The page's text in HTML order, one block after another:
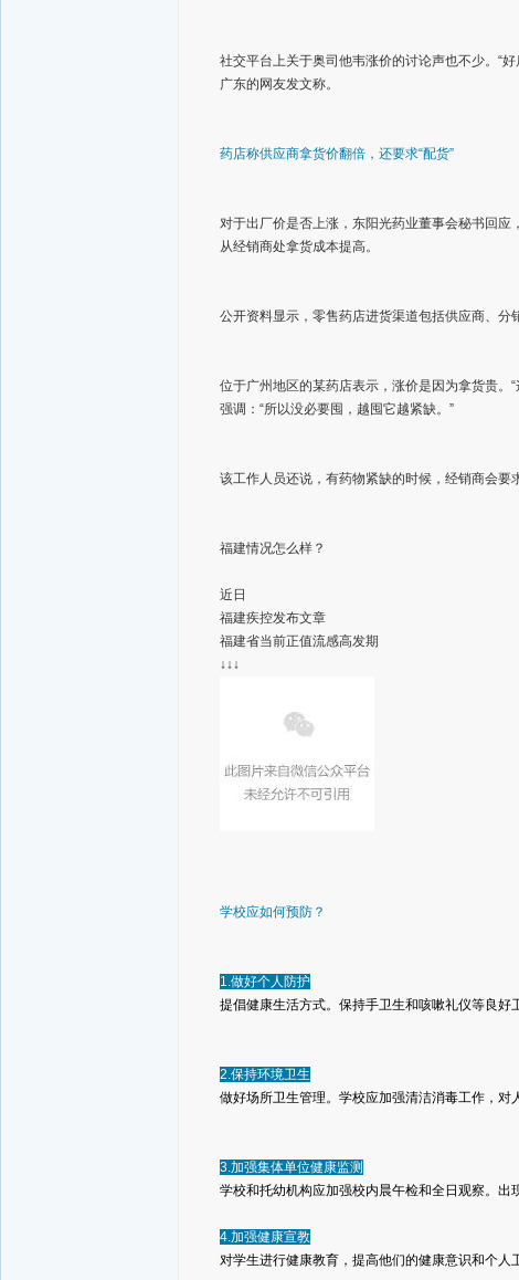
社交平台上关于奥司他韦涨价的讨论声也不少。“
广东的网友发文称。
药店称供应商拿货价翻倍，还要求“配货”
对于出厂价是否上涨，东阳光药业董事会秘书回
从经销商处拿货成本提高。
公开资料显示，零售药店进货渠道包括供应商、分
位于广州地区的某药店表示，涨价是因为拿货贵。
强调：“所以没必要囤，越囤它越紧缺。”
该工作人员还说，有药物紧缺的时候，经销商会
福建情况怎么样？
近日
福建疾控发布文章
福建省当前正值流感高发期
↓↓↓
学校应如何预防？
1.做好个人防护
提倡健康生活方式。保持手卫生和咳嗽礼仪等良好
2.保持环境卫生
做好场所卫生管理。学校应加强清洁消毒工作，对
3.加强集体单位健康监测
学校和托幼机构应加强校内晨午检和全日观察。出
4.加强健康宣教
对学生进行健康教育，提高他们的健康意识和个人